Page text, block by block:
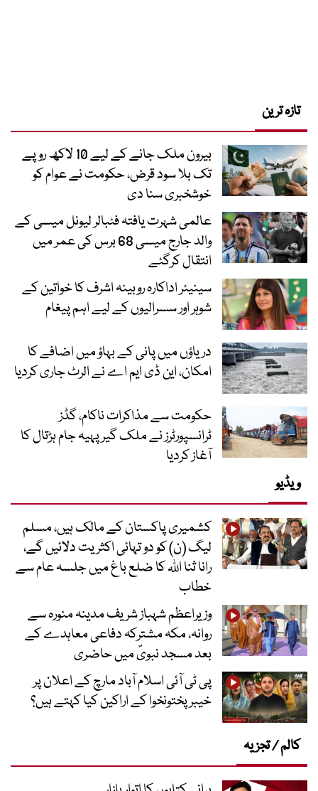
تازہ ترین
بیرون ملک جانے کے لیے 10 لاکھ روپے
تک بلا سود قرض، حکومت نے عوام کو
خوشخبری سنا دی
عالمی شہرت یافتہ فٹبالر لیونل میسی کے
والد جارج میسی 68 برس کی عمر میں
انتقال کرگئے
سینیئر اداکارہ روبینہ اشرف کا خواتین کے
شوہر اور سسرالیوں کے لیے اہم پیغام
دریاؤں میں پانی کے بہاؤ میں اضافے کا
امکان، این ڈی ایم اے نے الرٹ جاری کردیا
حکومت سے مذاکرات ناکام، گڈز
ٹرانسپورٹرز نے ملک گیر پہیہ جام ہڑتال کا
آغاز کردیا
ویڈیو
کشمیری پاکستان کے مالک ہیں، مسلم
لیگ (ن) کو دو تہائی اکثریت دلائیں گے،
رانا ثنا اللہ کا ضلع باغ میں جلسہ عام سے
خطاب
وزیراعظم شہباز شریف مدینہ منورہ سے
روانہ، مکہ مشترکہ دفاعی معاہدے کے
بعد مسجد نبویؐ میں حاضری
پی ٹی آئی اسلام آباد مارچ کے اعلان پر
خیبر پختونخوا کے اراکین کیا کہتے ہیں؟
کالم / تجزیہ